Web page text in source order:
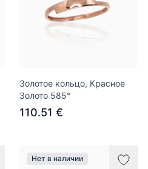
Золотое кольцо, Красное
Золото 585°
110.51 €
Нет в наличии